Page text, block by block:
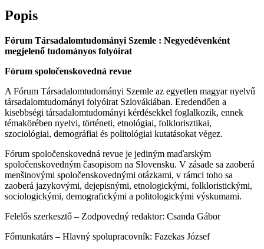
Popis
Fórum Társadalomtudományi Szemle : Negyedévenként
megjelenő tudományos folyóirat
Fórum spoločenskovedná revue
A Fórum Társadalomtudományi Szemle az egyetlen magyar nyelvű
társadalomtudományi folyóirat Szlovákiában. Eredendően a
kisebbségi társadalomtudományi kérdésekkel foglalkozik, ennek
témakörében nyelvi, történeti, etnológiai, folklorisztikai,
szociológiai, demográfiai és politológiai kutatásokat végez.
Fórum spoločenskovedná revue je jediným maďarským
spoločenskovedným časopisom na Slovensku. V zásade sa zaoberá
menšinovými spoločenskovednými otázkami, v rámci toho sa
zaoberá jazykovými, dejepisnými, etnologickými, folkloristickými,
sociologickými, demografickými a politologickými výskumami.
Felelős szerkesztő – Zodpovedný redaktor: Csanda Gábor
Főmunkatárs – Hlavný spolupracovník: Fazekas József